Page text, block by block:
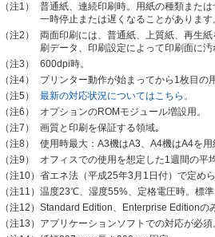
（注1）
普通紙、連続印刷時。用紙の種類また
一時停止または遅くなることがあります
（注2）
両面印刷には、普通紙、上質紙、再生
刷データ、印刷設定によって印刷面に汚
（注3）
600dpi時。
（注4）
プリンター動作が始まってから1枚目の
（注5）
最新の対応状況についてはこちら。
（注6）
オプションのROMモジュール増設用。
（注7）
画質と印刷を保証する領域｡
（注8）
使用時最大：A3機はA3、A4機はA4を
（注9）
オフィスでの使用を想定した1週間の平
（注10） 省エネ法（平成25年3月1日付）で定め
（注11） 温度23℃、湿度55%、定格電圧時。標準
（注12） Standard Edition、Enterprise Editionの
（注13） アプリケーションソフトでの対応が必須